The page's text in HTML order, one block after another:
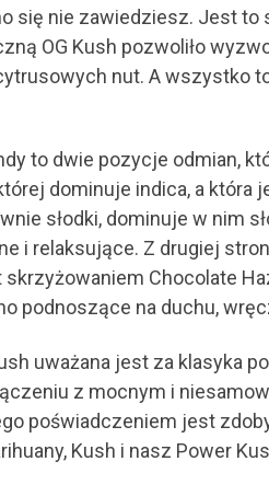
się nie zawiedziesz. Jest
OG Kush pozwoliło
nut. A wszystko
to dwie pozycje odmian,
dominuje indica, a która
słodki, dominuje w nim
i relaksujące. Z drugiej
Chocolate
podnoszące na duchu,
uważana jest za klasyka
z mocnym i
poświadczeniem jest
Kush i nasz Power